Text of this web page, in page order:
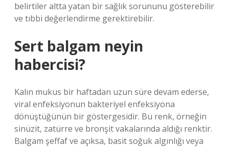
belirtiler altta yatan bir sağlık sorununu gösterebilir
ve tıbbi değerlendirme gerektirebilir.
Sert balgam neyin
habercisi?
Kalın mukus bir haftadan uzun süre devam ederse,
viral enfeksiyonun bakteriyel enfeksiyona
dönüştüğünün bir göstergesidir. Bu renk, örneğin
sinüzit, zatürre ve bronşit vakalarında aldığı renktir.
Balgam şeffaf ve açıksa, basit soğuk algınlığı veya